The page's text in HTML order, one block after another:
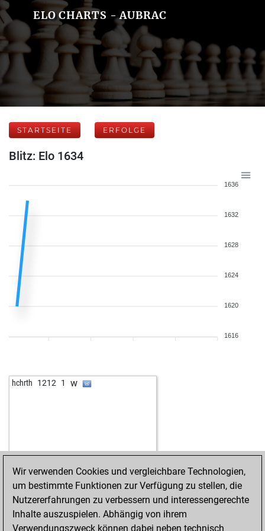
ELO CHARTS - AUBRAC
STARTSEITE ERFOLGE
Blitz: Elo 1634
1636
1632
1628
1624
1620
1616
hchrth 1212 1 w
Wir verwenden Cookies und vergleichbare Technologien,
um bestimmte Funktionen zur Verfügung zu stellen, die
Nutzererfahrungen zu verbessern und interessengerechte
Inhalte auszuspielen. Abhängig von ihrem
Verwendungszweck können dabei neben technisch